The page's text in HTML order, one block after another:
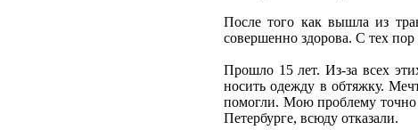
После того как вышла из
совершенно здорова. С тех
Прошло 15 лет. Из-за всех
носить одежду в обтяжку.
помогли. Мою проблему точно
Петербурге, всюду отказали.